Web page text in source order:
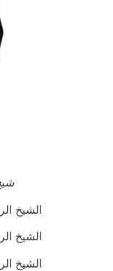
الشيخ
الشيخ
الشيخ